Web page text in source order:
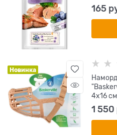
165
Новинка
4х16 см
1 550